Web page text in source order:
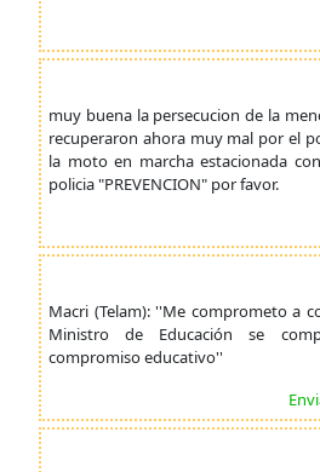
muy buena la persecucion de la
recuperaron ahora muy mal por el
la moto en marcha estacionada
policia "PREVENCION" por favor.
Macri (Telam): ''Me comprometo a
Ministro de Educación se
compromiso educativo''